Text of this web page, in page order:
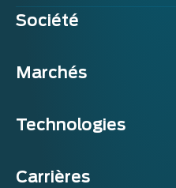
Société
Marchés
Technologies
Carrières